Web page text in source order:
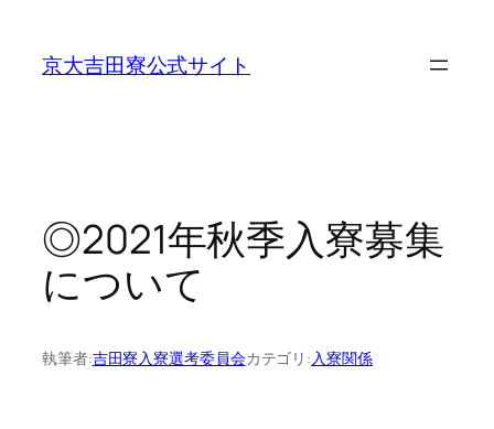
京大吉田寮公式サイト
◎2021年秋季入寮募集
について
執筆者:吉田寮入寮選考委員会カテゴリ:入寮関係